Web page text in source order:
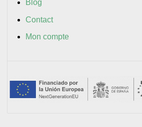
Blog
Contact
Mon compte